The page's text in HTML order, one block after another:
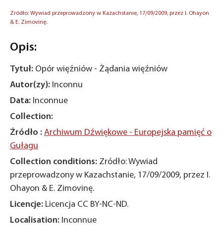
Zródło: Wywiad przeprowadzony w Kazachstanie, 17/09/2009, przez I. Ohayon
& E. Zimovinę.
Opis:
Tytuł: Opór więźniów - Żądania więźniów
Autor(zy): Inconnu
Data: Inconnue
Collection:
Źródło : Archiwum Dźwiękowe - Europejska pamięć o
Gułagu
Collection conditions: Zródło: Wywiad
przeprowadzony w Kazachstanie, 17/09/2009, przez I.
Ohayon & E. Zimovinę.
Licencje: Licencja CC BY-NC-ND.
Localisation: Inconnue